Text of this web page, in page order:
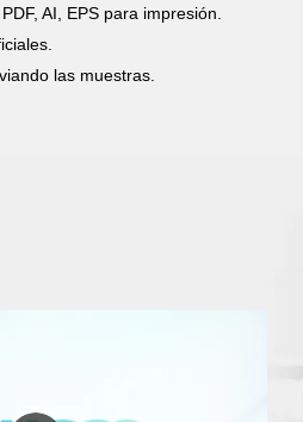
AI, EPS para impresión.
las muestras.